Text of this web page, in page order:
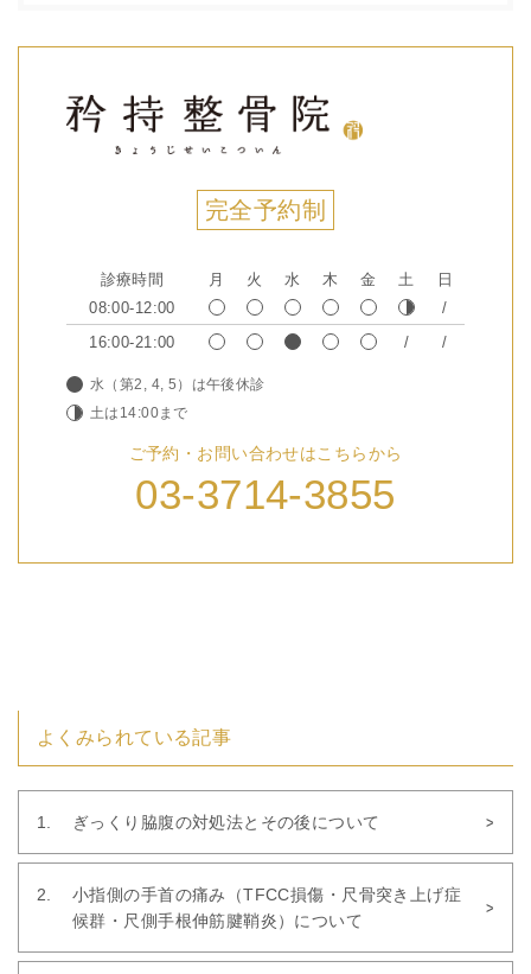
診療時間 月 火 水 木 金 土
日
08:00-12:00
16:00-21:00
水（第2, 4, 5）は午後休診
土は14:00まで
ご予約・お問い合わせはこちらから
03-3714-3855
完全予約制
よくみられている記事
ぎっくり脇腹の対処法とその後について
小指側の手首の痛み（TFCC損傷・尺骨突き上げ症
候群・尺側手根伸筋腱鞘炎）について